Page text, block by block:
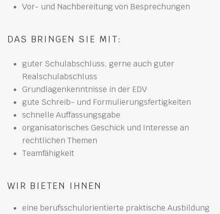
Vor- und Nachbereitung von Besprechungen
DAS BRINGEN SIE MIT:
guter Schulabschluss, gerne auch guter
Realschulabschluss
Grundlagenkenntnisse in der EDV
gute Schreib- und Formulierungsfertigkeiten
schnelle Auffassungsgabe
organisatorisches Geschick und Interesse an
rechtlichen Themen
Teamfähigkeit
WIR BIETEN IHNEN
eine berufsschulorientierte praktische Ausbildung